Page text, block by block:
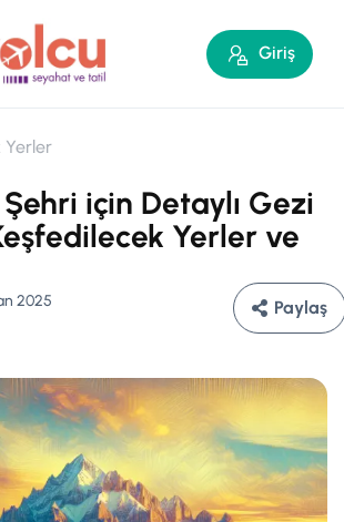
Giriş
Yerler
için Detaylı Gezi
Yerler ve
2025 Paylaş